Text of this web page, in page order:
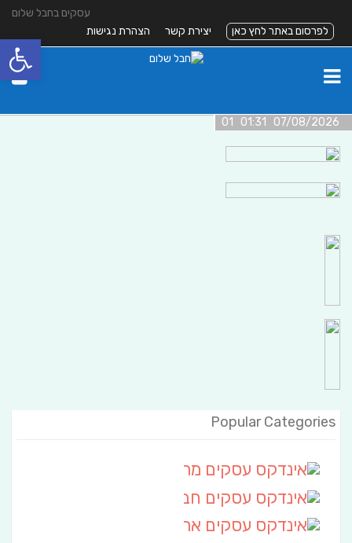
עסקים בחבל שלום
לפרסום באתר לחץ כאן
יצירת קשר הצהרת נגישות
07/08/2026 01:31 01
Popular Categories
פתח